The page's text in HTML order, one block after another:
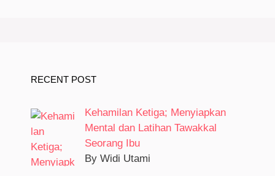
RECENT POST
Kehamilan Ketiga; Menyiapkan
Mental dan Latihan Tawakkal
Seorang Ibu
By Widi Utami